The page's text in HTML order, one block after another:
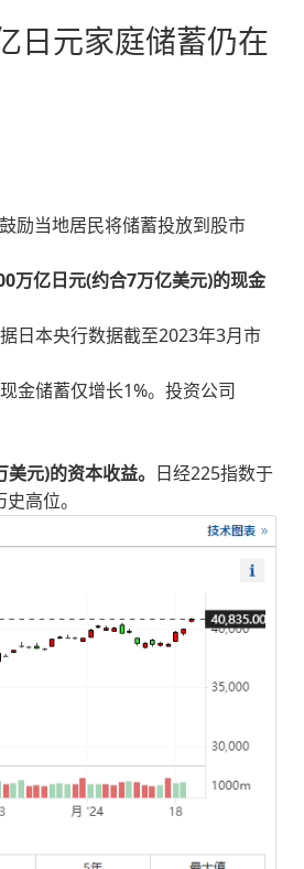
日元家庭储蓄仍在
励当地居民将储蓄投放到股市
万亿日元(约合7万亿美元)的现金
日本央行数据截至2023年3月市
金储蓄仅增长1%。投资公司
元)的资本收益。 日经225指数于
高位。